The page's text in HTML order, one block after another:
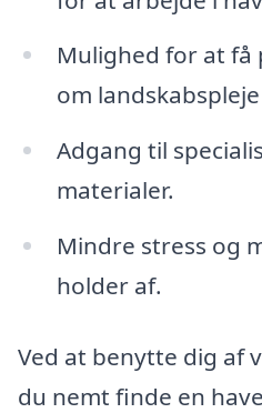
Mulighed for at få
om
Adgang til
materialer.
Mindre stress og
holder af.
Ved at benytte dig af
du nemt finde en